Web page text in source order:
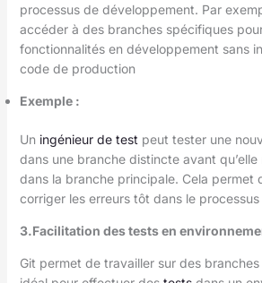
processus de développement. Par
accéder à des branches spécifiques
fonctionnalités en développement sans
code de production
Exemple :
Un ingénieur de test peut tester une
dans une branche distincte avant qu’elle
dans la branche principale. Cela permet
corriger les erreurs tôt dans le
3.Facilitation des tests en
Git permet de travailler sur des